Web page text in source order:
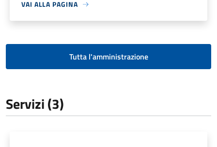
VAI ALLA PAGINA
Tutta l'amministrazione
Servizi (3)